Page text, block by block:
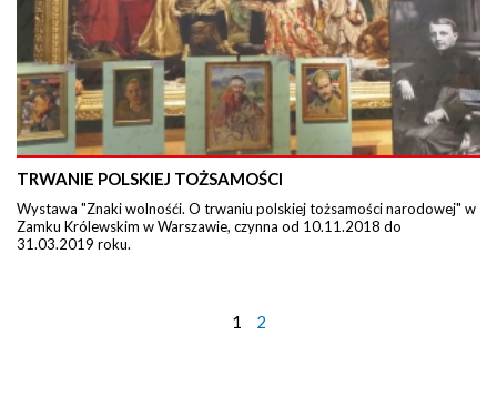
TRWANIE POLSKIEJ TOŻSAMOŚCI
Wystawa "Znaki wolnośći. O trwaniu polskiej tożsamości narodowej" w
Zamku Królewskim w Warszawie, czynna od 10.11.2018 do
31.03.2019 roku.
1 2